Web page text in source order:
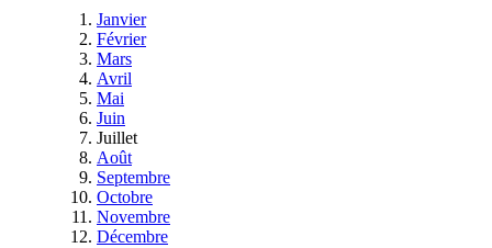
Janvier
Février
Mars
Avril
Mai
Juin
Juillet
Août
Septembre
Octobre
Novembre
Décembre